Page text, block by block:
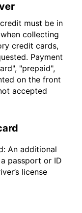
must be in
collecting
credit cards,
Payment
"prepaid",
on the front
accepted
An additional
passport or ID
license